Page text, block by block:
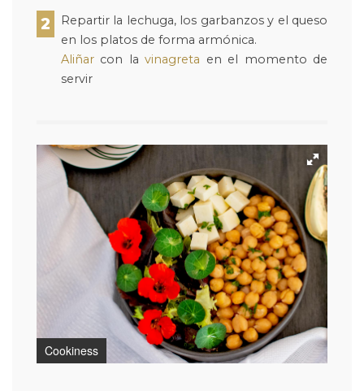
2
Repartir la lechuga, los garbanzos y el queso
en los platos de forma armónica.
Aliñar con lavinagreta en el momento de
servir
Cookiness